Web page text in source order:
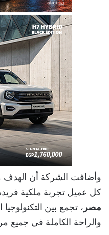
وأضافت الشركة أن الهدف
كل عميل تجربة ملكية
مصر ، تجمع بين التكنولوجيا
والراحة الكاملة في جميع